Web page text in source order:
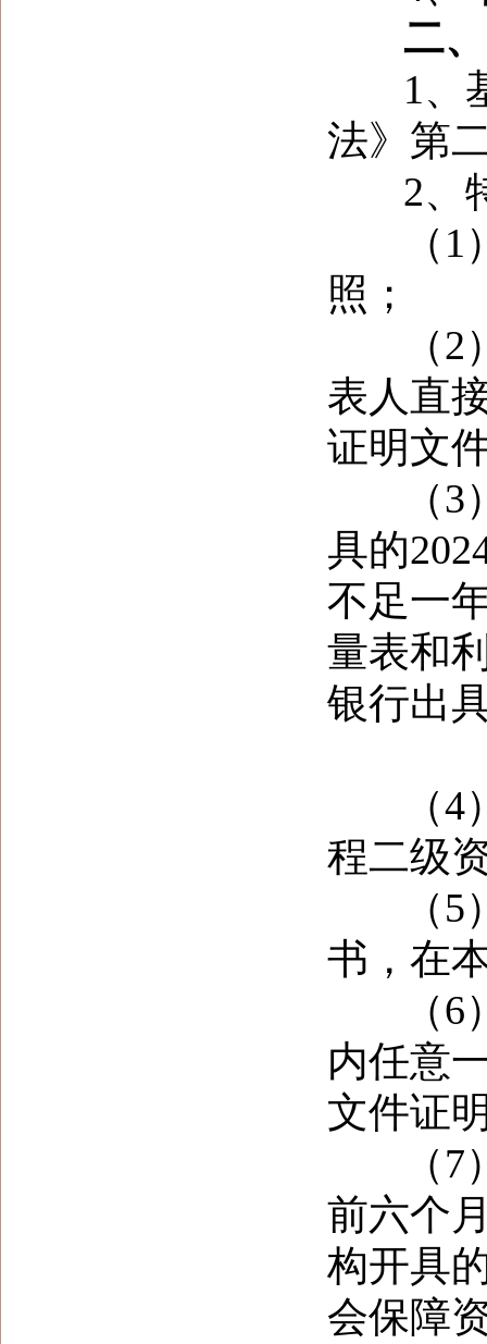
二、
1、基
法》第
2、特
（1）
照；
（2）
表人直
证明文
（3）
具的
不足一
量表和
银行出
（4）
程二级
（5）
书，在
（6）
内任意
文件证
（7）
前六个
构开具
会保障